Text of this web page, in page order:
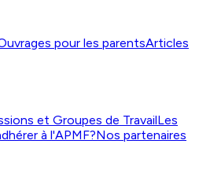
pour les parentsArticles
et Groupes de TravailLes
à l'APMF?Nos partenaires